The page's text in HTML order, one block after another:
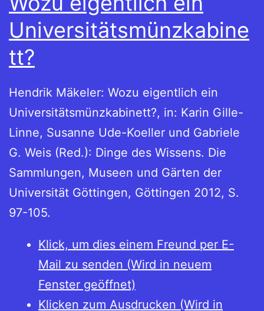
Universitätsmünzkabine
tt?
Hendrik Mäkeler: Wozu eigentlich ein
Universitätsmünzkabinett?, in: Karin Gille-
Linne, Susanne Ude-Koeller und Gabriele
G. Weis (Red.): Dinge des Wissens. Die
Sammlungen, Museen und Gärten der
Universität Göttingen, Göttingen 2012, S.
97-105.
Klick, um dies einem Freund per E-
Mail zu senden (Wird in neuem
Fenster geöffnet)
Klicken zum Ausdrucken (Wird in